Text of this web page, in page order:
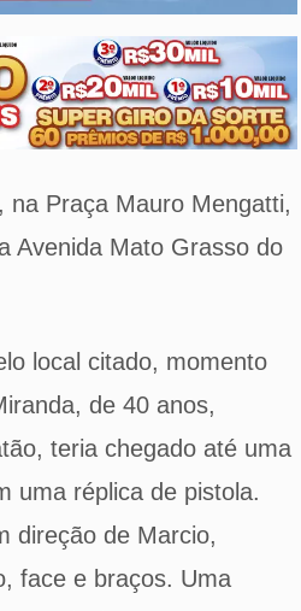
Praça Mauro Mengatti,
Avenida Mato Grasso do
local citado, momento
de 40 anos,
teria chegado até uma
uma réplica de pistola.
direção de Marcio,
face e braços. Uma